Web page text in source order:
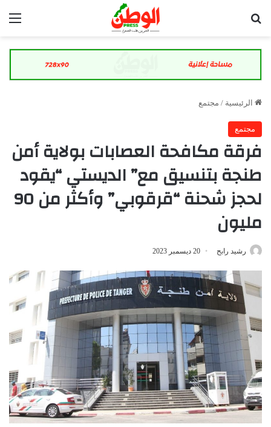
الرئيسية / مجتمع
مجتمع
فرقة مكافحة العصابات بولاية أمن
طنجة بتنسيق مع” الديستي “يقود
لحجز شحنة “قرقوبي” وأكثر من 90
مليون
رشيد رابح 20 ديسمبر 2023